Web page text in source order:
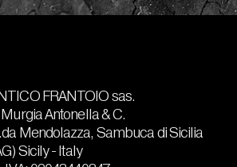
FRANTOIO sas.
Antonella & C.
Mendolazza, Sambuca di Sicilia
Sicily - Italy